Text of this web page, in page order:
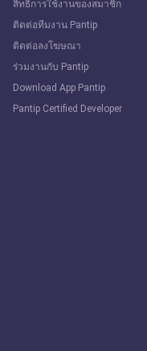
สิทธิ์การใช้งานของสมาชิก
ติดต่อทีมงาน Pantip
ติดต่อลงโฆษณา
ร่วมงานกับ Pantip
Download App Pantip
Pantip Certified Developer